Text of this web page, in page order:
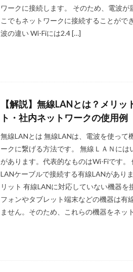
ワークに接続します。 そのため、電波が
こでもネットワークに接続することがで
波の違い Wi-Fiには2.4 […]
【解説】無線LANとは？メリッ
ト・社内ネットワークの使用例
無線LANとは 無線LANは、電波を使って
ークに繋げる方法です。 無線ＬＡＮには
があります。代表的なものはWi-Fiです。
LANケーブルで接続する有線LANがあり
リット 有線LANに対応していない機器を
フォンやタブレット端末などの機器は有
ません。そのため、これらの機器をネッ